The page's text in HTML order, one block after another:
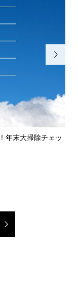
年末大掃除チェッ
